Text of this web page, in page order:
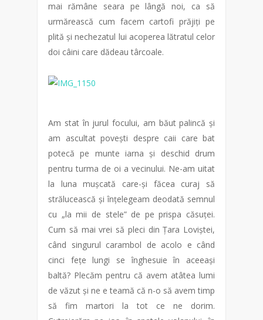
mai rămâne seara pe lângă noi, ca să
urmărească cum facem cartofi prăjiți pe
plită și nechezatul lui acoperea lătratul celor
doi câini care dădeau târcoale.
Am stat în jurul focului, am băut palincă și
am ascultat povești despre caii care bat
potecă pe munte iarna și deschid drum
pentru turma de oi a vecinului. Ne-am uitat
la luna mușcată care-și făcea curaj să
strălucească și înțelegeam deodată semnul
cu „la mii de stele” de pe prispa căsuței.
Cum să mai vrei să pleci din Țara Loviștei,
când singurul carambol de acolo e când
cinci fețe lungi se înghesuie în aceeași
baltă? Plecăm pentru că avem atâtea lumi
de văzut și ne e teamă că n-o să avem timp
să fim martori la tot ce ne dorim.